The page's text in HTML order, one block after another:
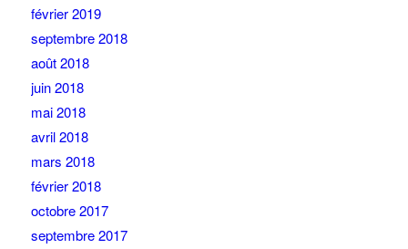
février 2019
septembre 2018
août 2018
juin 2018
mai 2018
avril 2018
mars 2018
février 2018
octobre 2017
septembre 2017